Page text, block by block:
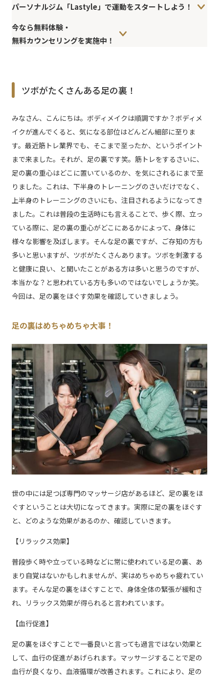
パーソナルジム「Lastyle」で運動をスタートしよう！
今なら無料体験・
無料カウンセリングを実施中！
ツボがたくさんある足の裏！
みなさん、こんにちは。ボディメイクは順調ですか？ボディメ
イクが進んでくると、気になる部位はどんどん細部に至りま
す。最近筋トレ業界でも、そこまで至ったか、というポイント
まで来ました。それが、足の裏です笑。筋トレをするさいに、
足の裏の重心はどこに置いているのか、を気にされるにまで至
りました。これは、下半身のトレーニングのさいだけでなく、
上半身のトレーニングのさいにも、注目されるようになってき
ました。これは普段の生活時にも言えることで、歩く際、立っ
ている際に、足の裏の重心がどこにあるかによって、身体に
様々な影響を及ぼします。そんな足の裏ですが、ご存知の方も
多いと思いますが、ツボがたくさんあります。ツボを刺激する
と健康に良い、と聞いたことがある方は多いと思うのですが、
本当かな？と思われている方も多いのではないでしょうか笑。
今回は、足の裏をほぐす効果を確認していきましょう。
足の裏はめちゃめちゃ大事！
世の中には足つぼ専門のマッサージ店があるほど、足の裏をほ
ぐすということは大切になってきます。実際に足の裏をほぐす
と、どのような効果があるのか、確認していきます。
【リラックス効果】
普段歩く時や立っている時などに常に使われている足の裏、あ
まり自覚はないかもしれませんが、実はめちゃめちゃ疲れてい
ます。そんな足の裏をほぐすことで、身体全体の緊張が緩和さ
れ、リラックス効果が得られると言われています。
【血行促進】
足の裏をほぐすことで一番良いと言っても過言ではない効果と
して、血行の促進があげられます。マッサージすることで足の
血行が良くなり、血液循環が改善されます。これにより、足の